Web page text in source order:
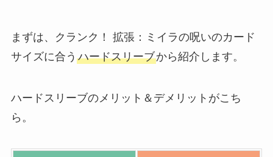
まずは、クランク！ 拡張：ミイラの呪いのカード
サイズに合う ハードスリーブから紹介します。
ハードスリーブのメリット＆デメリットがこち
ら。